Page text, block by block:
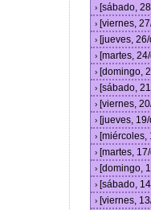
› [sábado,
› [viernes,
› [jueves,
› [martes,
› [domingo,
› [sábado,
› [viernes,
› [jueves,
›
› [martes,
› [domingo,
› [sábado,
› [viernes,